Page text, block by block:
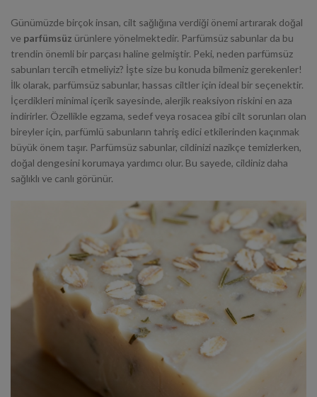
Günümüzde birçok insan, cilt sağlığına verdiği önemi artırarak doğal
ve parfümsüz ürünlere yönelmektedir. Parfümsüz sabunlar da bu
trendin önemli bir parçası haline gelmiştir. Peki, neden parfümsüz
sabunları tercih etmeliyiz? İşte size bu konuda bilmeniz gerekenler!
İlk olarak, parfümsüz sabunlar, hassas ciltler için ideal bir seçenektir.
İçerdikleri minimal içerik sayesinde, alerjik reaksiyon riskini en aza
indirirler. Özellikle egzama, sedef veya rosacea gibi cilt sorunları olan
bireyler için, parfümlü sabunların tahriş edici etkilerinden kaçınmak
büyük önem taşır. Parfümsüz sabunlar, cildinizi nazikçe temizlerken,
doğal dengesini korumaya yardımcı olur. Bu sayede, cildiniz daha
sağlıklı ve canlı görünür.